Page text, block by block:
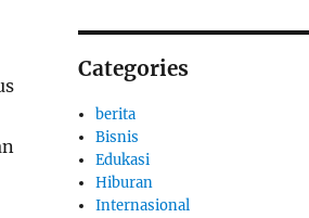
Categories
berita
Bisnis
Edukasi
Hiburan
Internasional